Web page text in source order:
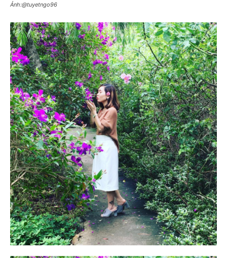
Ảnh:@tuyetngo96